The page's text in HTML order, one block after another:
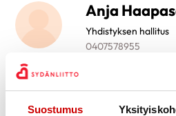
Suostumus
Anja
Yhdistyksen hallitus
0407578955
Pirjo Heino